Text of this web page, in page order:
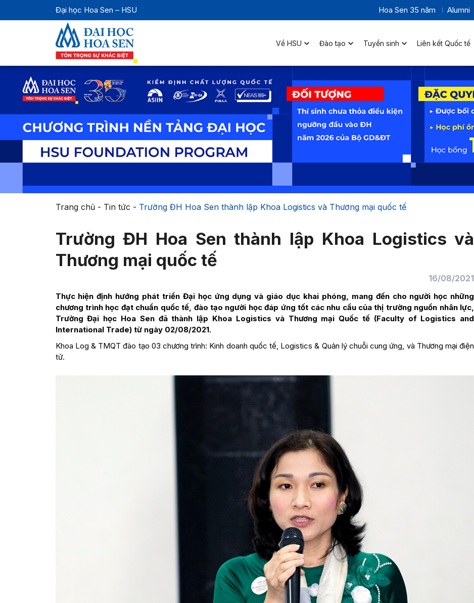
Đại học Hoa Sen – HSU Hoa Sen 35 năm Alumni
Về HSU Đào tạo Tuyển sinh Liên kết Quốc tế
Trang chủ- Tin tức - Trường ĐH Hoa Sen thành lập Khoa Logistics và Thương mại quốc tế
Trường ĐH Hoa Sen thành lập Khoa Logistics và
Thương mại quốc tế
16/08/2021
Thực hiện định hướng phát triển Đại học ứng dụng và giáo dục khai phóng, mang đến cho người học những
chương trình học đạt chuẩn quốc tế, đào tạo người học đáp ứng tốt các nhu cầu của thị trường nguồn nhân lực,
Trường Đại học Hoa Sen đã thành lập Khoa Logistics và Thương mại Quốc tế (Faculty of Logistics and
International Trade) từ ngày 02/08/2021.
Khoa Log & TMQT đào tạo 03 chương trình: Kinh doanh quốc tế, Logistics & Quản lý chuỗi cung ứng, và Thương mại điện
tử.